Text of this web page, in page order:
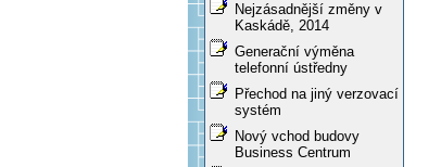
Nejzásadnější změny v
Kaskádě, 2014
Generační výměna
telefonní ústředny
Přechod na jiný verzovací
systém
Nový vchod budovy
Business Centrum